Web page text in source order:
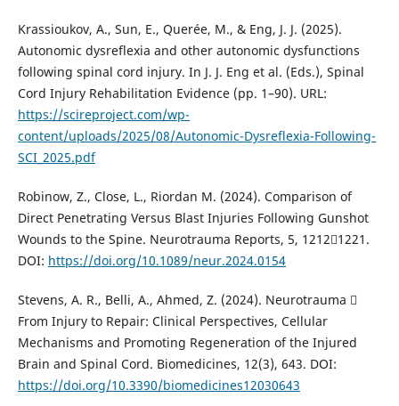
Krassioukov, A., Sun, E., Querée, M., & Eng, J. J. (2025).
Autonomic dysreflexia and other autonomic dysfunctions
following spinal cord injury. In J. J. Eng et al. (Eds.), Spinal
Cord Injury Rehabilitation Evidence (pp. 1–90). URL:
https://scireproject.com/wp-
content/uploads/2025/08/Autonomic-Dysreflexia-Following-
SCI_2025.pdf
Robinow, Z., Close, L., Riordan M. (2024). Comparison of
Direct Penetrating Versus Blast Injuries Following Gunshot
Wounds to the Spine. Neurotrauma Reports, 5, 12121221.
DOI: https://doi.org/10.1089/neur.2024.0154
Stevens, A. R., Belli, A., Ahmed, Z. (2024). Neurotrauma 
From Injury to Repair: Clinical Perspectives, Cellular
Mechanisms and Promoting Regeneration of the Injured
Brain and Spinal Cord. Biomedicines, 12(3), 643. DOI:
https://doi.org/10.3390/biomedicines12030643